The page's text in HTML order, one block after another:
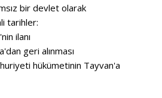
bir devlet olarak
tarihler:
ilanı
geri alınması
hükümetinin Tayvan'a